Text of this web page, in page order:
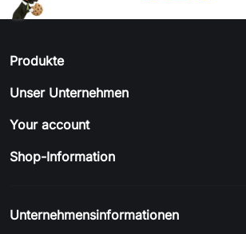
Produkte
Unser Unternehmen
Your account
Shop-Information
Unternehmensinformationen